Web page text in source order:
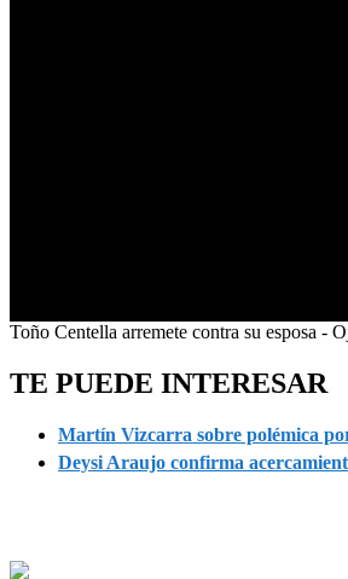
0
2
secondsVolume
90%
Toño Centella arremete contra su esposa -
TE PUEDE INTERESAR
Martín Vizcarra sobre polémica
Deysi Araujo confirma